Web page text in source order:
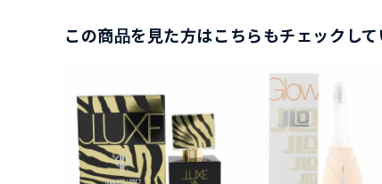
この商品を見た方はこちらもチェックして